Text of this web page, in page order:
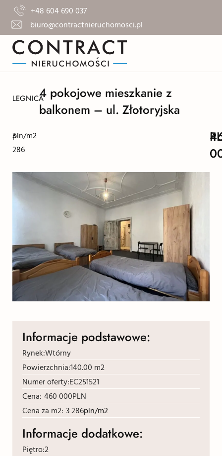
+48 604 690 037
biuro@contractnieruchomosci.pl
LEGNICA4 pokojowe mieszkanie z
balkonem – ul. Złotoryjska
3
286
pln/m2
Informacje podstawowe:
Rynek:Wtórny
Powierzchnia:140.00 m2
Numer oferty:EC251521
Cena: 460 000PLN
Cena za m2: 3 286pln/m2
Informacje dodatkowe:
Piętro:2